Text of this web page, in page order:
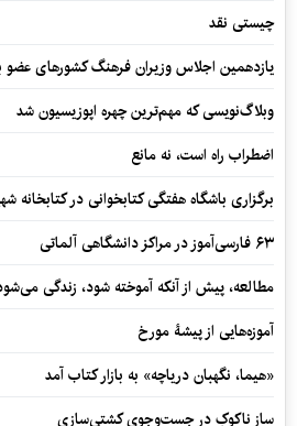
چیستی نقد
یازدهمین اجلاس وزیران فرهنگ کشورهای
وبلاگ‌نویسی که مهم‌ترین چهره اپوزیسیون شد
اضطراب راه است، نه مانع
برگزاری باشگاه هفتگی کتابخوانی در
۶۳ فارسی‌آموز در مراکز دانشگاهی آلماتی
مطالعه، پیش از آنکه آموخته شود، زندگی
آموزه‌هایی از پیشۀ مورخ
«هیما، نگهبان دریاچه» به بازار کتاب آمد
سازِ ناکوکِ در جست‌وجوی کشتی‌سازی